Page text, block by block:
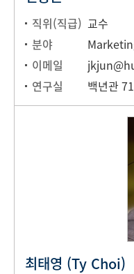
직위(직급) 교수
분야
이메일
연구실
백년관
최태영 (Ty Choi)